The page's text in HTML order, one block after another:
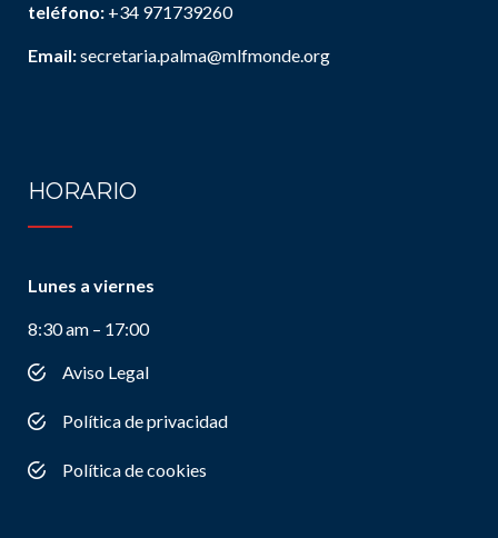
teléfono: +34 971739260
Email:secretaria.palma@mlfmonde.org
HORARIO
Lunes a viernes
8:30 am – 17:00
Aviso Legal
Política de privacidad
Política de cookies